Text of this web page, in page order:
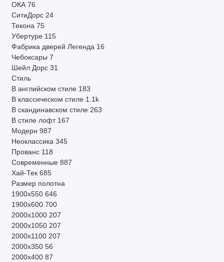
ОКА 76
СитиДорс 24
Текона 75
Убертуре 115
Фабрика дверей Легенда 16
Чебоксары 7
Шейл Дорс 31
Стиль
В английском стиле 183
В классическом стиле 1.1k
В скандинавском стиле 263
В стиле лофт 167
Модерн 987
Неоклассика 345
Прованс 118
Современные 887
Хай-Тек 685
Размер полотна
1900х550 646
1900х600 700
2000х1000 207
2000х1050 207
2000х1100 207
2000х350 56
2000х400 87